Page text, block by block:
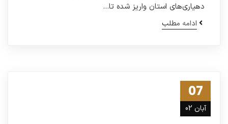
دهیاری‌های استان واریز شده تا…
ادامه مطلب
07
آبان 02